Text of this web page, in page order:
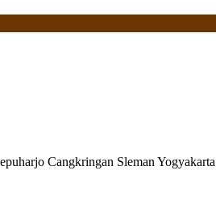
Cangkringan Sleman Yogyakarta